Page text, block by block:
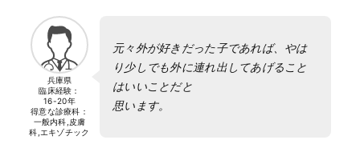
兵庫県
臨床経験：
16-20年
得意な診療科：
一般内科,皮膚
科,エキゾチック
元々外が好きだった子であれば、やは
り少しでも外に連れ出してあげること
はいいことだと
思います。